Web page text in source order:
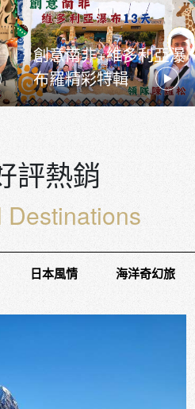
創意南非+維多利亞瀑
布羅精彩特輯
評熱銷
Destinations
日本風情 海洋奇幻旅